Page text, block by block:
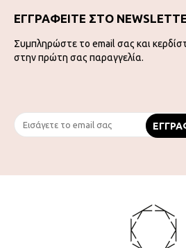
ΕΓΓΡΑΦΕΙΤΕ ΣΤΟ
Συμπληρώστε το email σας και
στην πρώτη σας παραγγελία.